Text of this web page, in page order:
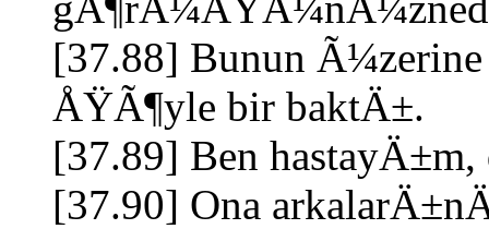
[37.88] Bunun
ÅŸÃ¶yle bir baktÄ±.
[37.89] Ben hastayÄ±m,
[37.90] Ona